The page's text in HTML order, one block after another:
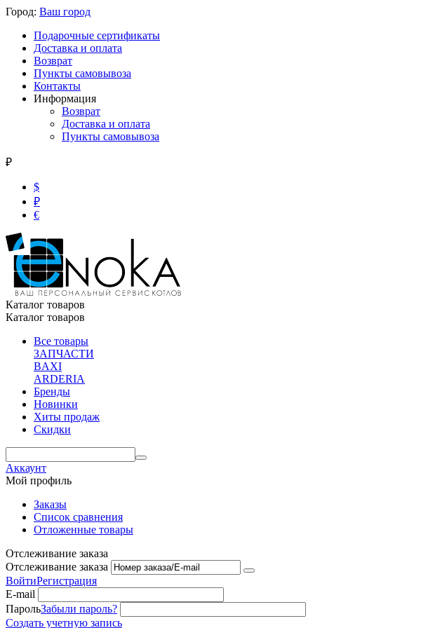
Город: Ваш город
Подарочные сертификаты
Доставка и оплата
Возврат
Пункты самовывоза
Контакты
Информация
Возврат
Доставка и оплата
Пункты самовывоза
₽
$
₽
€
Каталог товаров
Каталог товаров
Все товары
ЗАПЧАСТИ
BAXI
ARDERIA
Бренды
Новинки
Хиты продаж
Скидки
Аккаунт
Мой профиль
Заказы
Список сравнения
Отложенные товары
Отслеживание заказа
Отслеживание заказа
ВойтиРегистрация
E-mail
ПарольЗабыли пароль?
Создать учетную запись